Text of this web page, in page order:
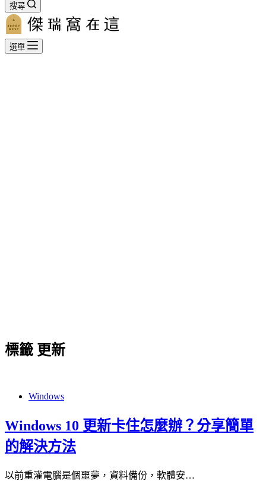
搜尋
選單
標籤 更新
Windows
Windows 10 更新卡住怎麼辦？分享簡單
的解決方法
以前重灌電腦是個噩夢，資料備份，軟體安…